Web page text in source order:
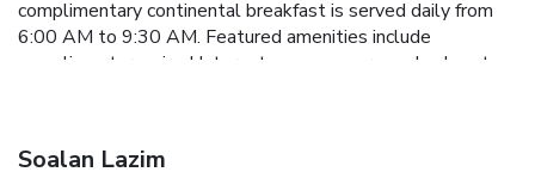
complimentary continental breakfast is served daily from
6:00 AM to 9:30 AM. Featured amenities include
complimentary wired Internet access, express check-out,
Soalan Lazim